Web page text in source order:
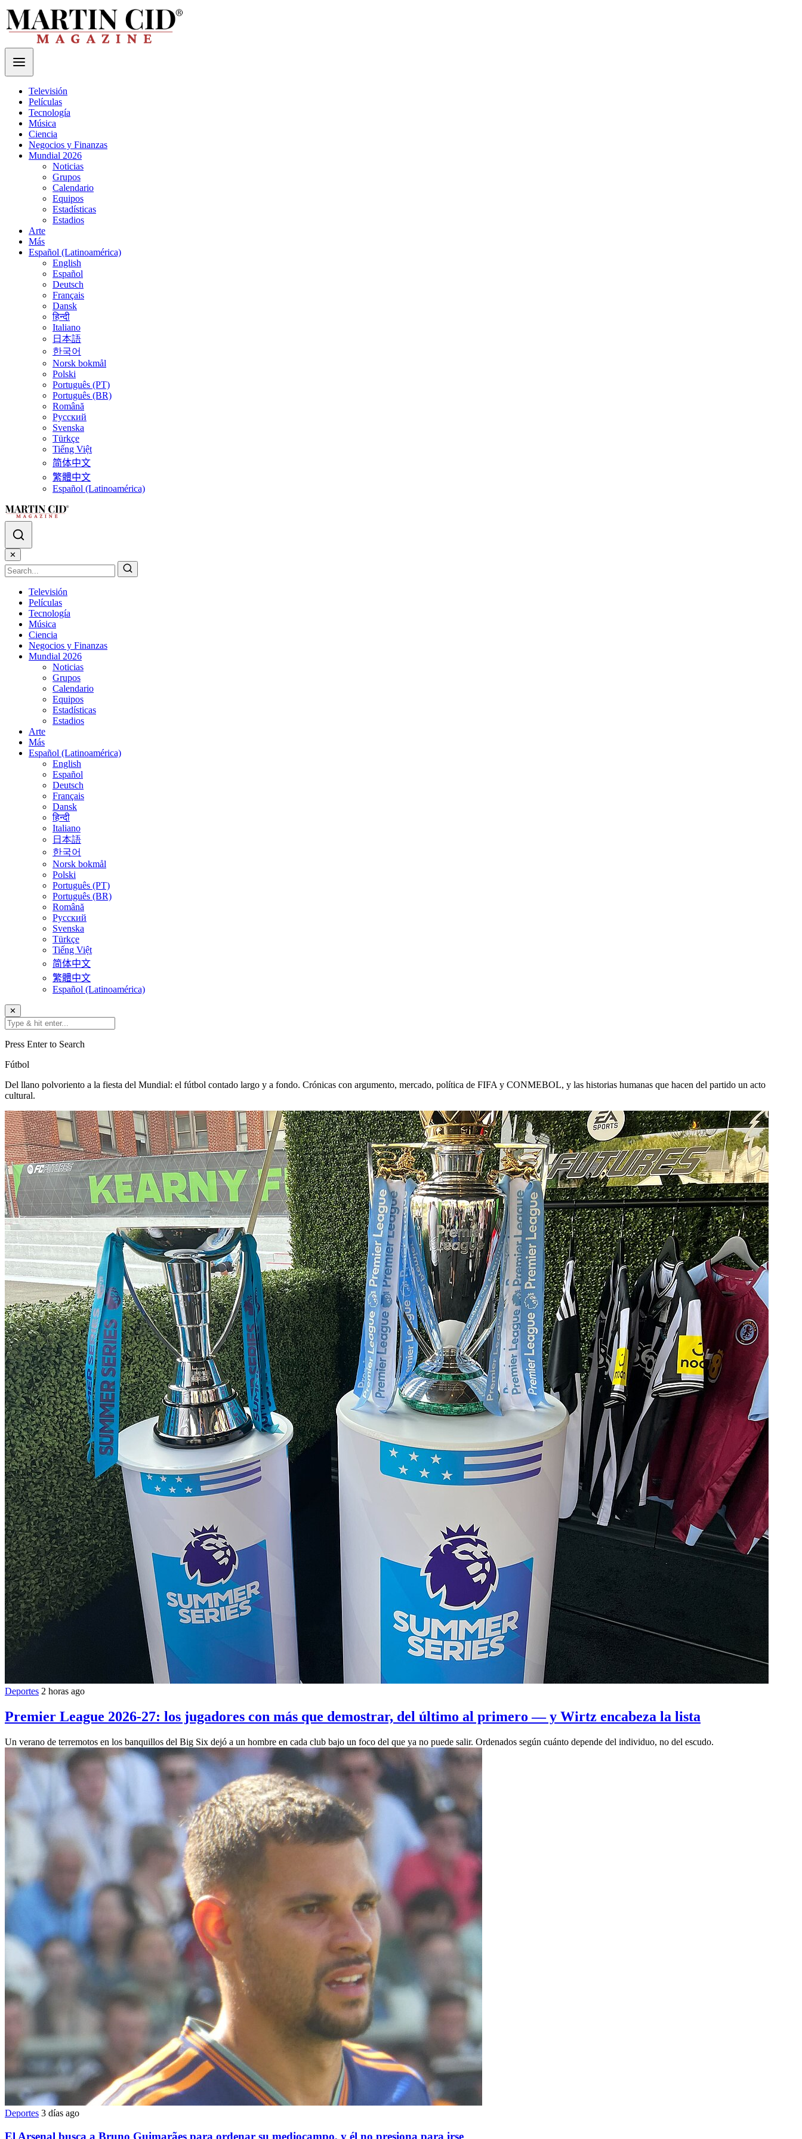
Televisión
Películas
Tecnología
Música
Ciencia
Negocios y Finanzas
Mundial 2026
Noticias
Grupos
Calendario
Equipos
Estadísticas
Estadios
Arte
Más
Español (Latinoamérica)
English
Español
Deutsch
Français
Dansk
हिन्दी
Italiano
日本語
한국어
Norsk bokmål
Polski
Português (PT)
Português (BR)
Română
Русский
Svenska
Türkçe
Tiếng Việt
简体中文
繁體中文
Español (Latinoamérica)
✕
Televisión
Películas
Tecnología
Música
Ciencia
Negocios y Finanzas
Mundial 2026
Noticias
Grupos
Calendario
Equipos
Estadísticas
Estadios
Arte
Más
Español (Latinoamérica)
English
Español
Deutsch
Français
Dansk
हिन्दी
Italiano
日本語
한국어
Norsk bokmål
Polski
Português (PT)
Português (BR)
Română
Русский
Svenska
Türkçe
Tiếng Việt
简体中文
繁體中文
Español (Latinoamérica)
✕
Press Enter to Search
Fútbol
Del llano polvoriento a la fiesta del Mundial: el fútbol contado largo y a fondo. Crónicas con argumento, mercado, política de FIFA y CONMEBOL, y las historias humanas que hacen del partido un acto
cultural.
Deportes 2 horas ago
Premier League 2026-27: los jugadores con más que demostrar, del último al primero — y Wirtz encabeza la lista
Un verano de terremotos en los banquillos del Big Six dejó a un hombre en cada club bajo un foco del que ya no puede salir. Ordenados según cuánto depende del individuo, no del escudo.
Deportes 3 días ago
El Arsenal busca a Bruno Guimarães para ordenar su mediocampo, y él no presiona para irse